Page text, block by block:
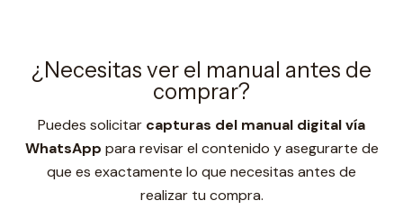
¿Necesitas ver el manual antes de
comprar?
Puedes solicitar capturas del manual digital vía
WhatsApp para revisar el contenido y asegurarte de
que es exactamente lo que necesitas antes de
realizar tu compra.